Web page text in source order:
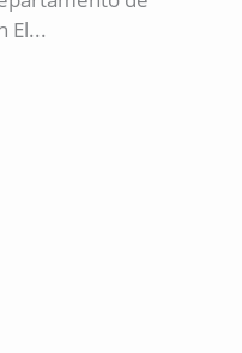
El...